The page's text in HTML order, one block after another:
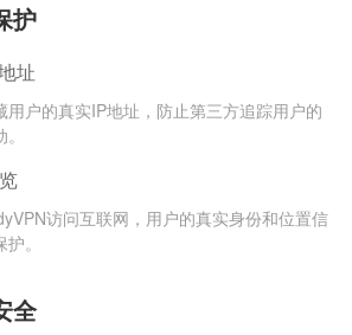
护
址
用户的真实IP地址，防止第三方追踪用户的
访问互联网，用户的真实身份和位置信
。
全